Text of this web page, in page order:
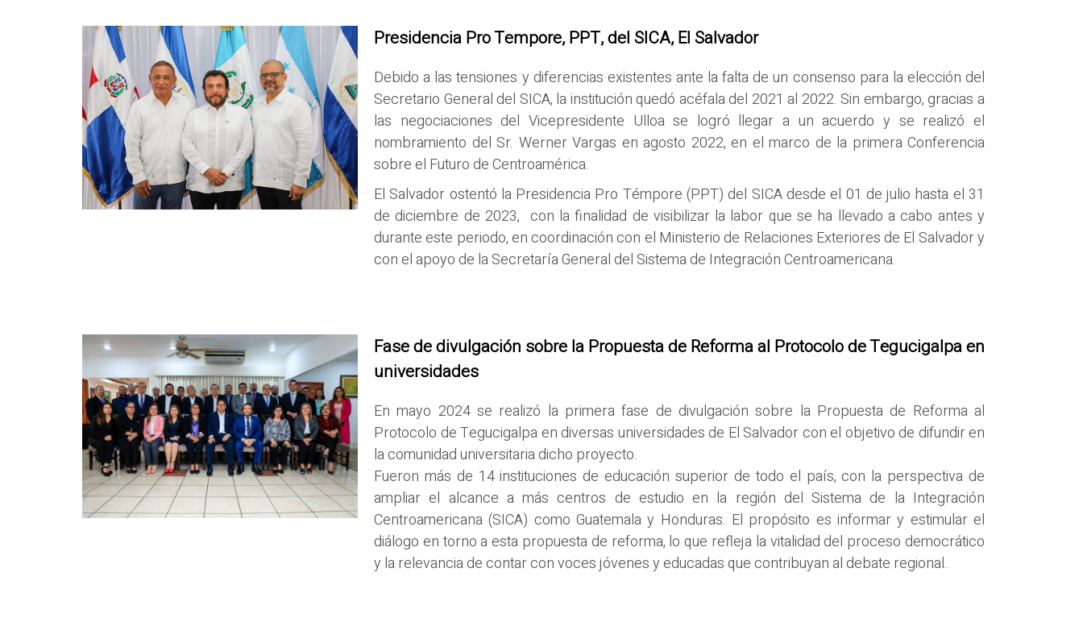
Presidencia Pro Tempore, PPT, del SICA, El Salvador
Debido a las tensiones y diferencias existentes ante la falta de un consenso para la elección del
Secretario General del SICA, la institución quedó acéfala del 2021 al 2022. Sin embargo, gracias a
las negociaciones del Vicepresidente Ulloa se logró llegar a un acuerdo y se realizó el
nombramiento del Sr. Werner Vargas en agosto 2022, en el marco de la primera Conferencia
sobre el Futuro de Centroamérica.
El Salvador ostentó la Presidencia Pro Témpore (PPT) del SICA desde el 01 de julio hasta el 31
de diciembre de 2023, con la finalidad de visibilizar la labor que se ha llevado a cabo antes y
durante este periodo, en coordinación con el Ministerio de Relaciones Exteriores de El Salvador y
con el apoyo de la Secretaría General del Sistema de Integración Centroamericana.
Fase de divulgación sobre la Propuesta de Reforma al Protocolo de Tegucigalpa en
universidades
En mayo 2024 se realizó la primera fase de divulgación sobre la Propuesta de Reforma al
Protocolo de Tegucigalpa en diversas universidades de El Salvador con el objetivo de difundir en
la comunidad universitaria dicho proyecto.
Fueron más de 14 instituciones de educación superior de todo el país, con la perspectiva de
ampliar el alcance a más centros de estudio en la región del Sistema de la Integración
Centroamericana (SICA) como Guatemala y Honduras. El propósito es informar y estimular el
diálogo en torno a esta propuesta de reforma, lo que refleja la vitalidad del proceso democrático
y la relevancia de contar con voces jóvenes y educadas que contribuyan al debate regional.